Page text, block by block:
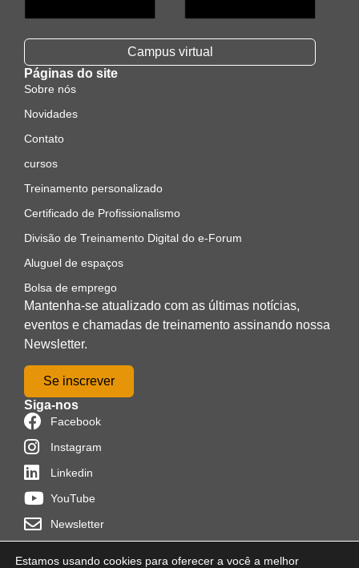
Campus virtual
Páginas do site
Sobre nós
Novidades
Contato
cursos
Treinamento personalizado
Certificado de Profissionalismo
Divisão de Treinamento Digital do e-Forum
Aluguel de espaços
Bolsa de emprego
Mantenha-se atualizado com as últimas notícias,
eventos e chamadas de treinamento assinando nossa
Newsletter.
Se inscrever
Siga-nos
Facebook
Instagram
Linkedin
YouTube
Newsletter
Estamos usando cookies para oferecer a você a melhor